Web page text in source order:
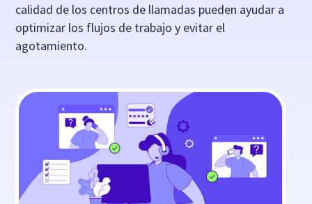
calidad de los centros de llamadas pueden ayudar a
optimizar los flujos de trabajo y evitar el
agotamiento.